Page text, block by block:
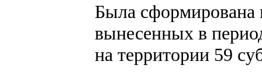
Была сформирована
вынесенных в
на территории 59